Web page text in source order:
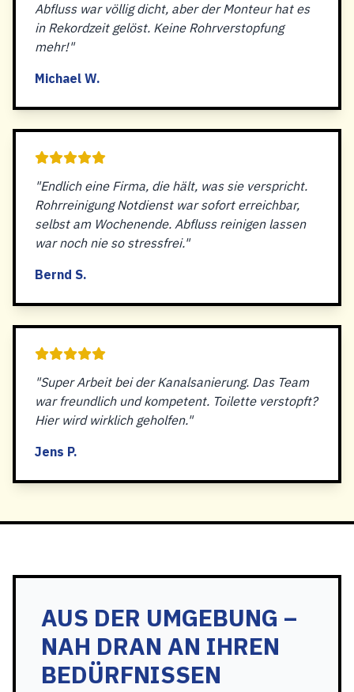
Abfluss war völlig dicht, aber der Monteur hat es
in Rekordzeit gelöst. Keine Rohrverstopfung
mehr!"
Michael W.
"Endlich eine Firma, die hält, was sie verspricht.
Rohrreinigung Notdienst war sofort erreichbar,
selbst am Wochenende. Abfluss reinigen lassen
war noch nie so stressfrei."
Bernd S.
"Super Arbeit bei der Kanalsanierung. Das Team
war freundlich und kompetent. Toilette verstopft?
Hier wird wirklich geholfen."
Jens P.
AUS DER UMGEBUNG –
NAH DRAN AN IHREN
BEDÜRFNISSEN